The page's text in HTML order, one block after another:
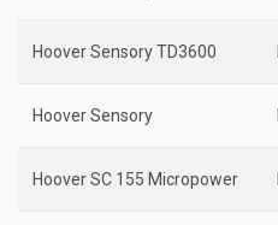
Hoover Sensory TD3600
Hoover Sensory
Hoover SC 155 Micropower